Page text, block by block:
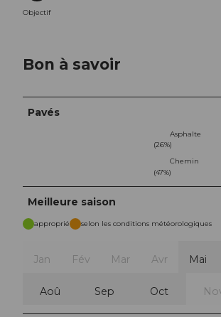
Objectif
Bon à savoir
Pavés
Asphalte
(26%)
Chemin
(47%)
Meilleure saison
approprié selon les conditions météorologiques
Jan Fév Mar Avr Mai
Aoû Sep Oct